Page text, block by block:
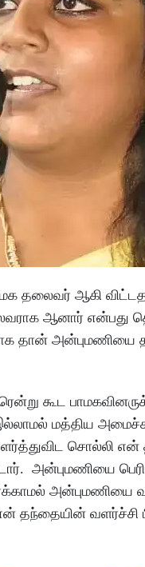
தலைவர் ஆகி
ஆனார்
தான் அன்புமணியை
கூட
இல்லாமல் மத்திய
சொல்லி
அன்புமணியை
அன்புமணியை
தந்தையின்